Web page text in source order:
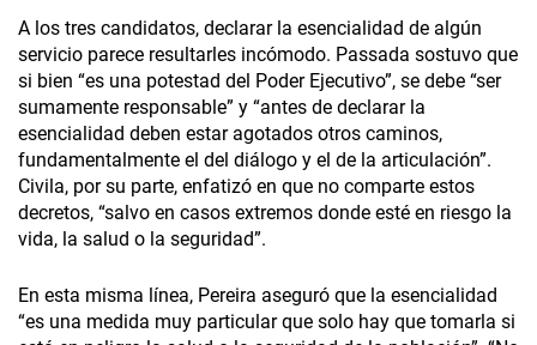
A los tres candidatos, declarar la esencialidad de algún
servicio parece resultarles incómodo. Passada sostuvo que
si bien “es una potestad del Poder Ejecutivo”, se debe “ser
sumamente responsable” y “antes de declarar la
esencialidad deben estar agotados otros caminos,
fundamentalmente el del diálogo y el de la articulación”.
Civila, por su parte, enfatizó en que no comparte estos
decretos, “salvo en casos extremos donde esté en riesgo la
vida, la salud o la seguridad”.
En esta misma línea, Pereira aseguró que la esencialidad
“es una medida muy particular que solo hay que tomarla si